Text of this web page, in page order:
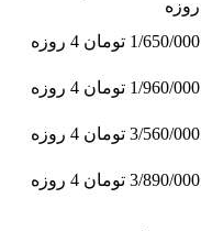
روزه
1/650/000 تومان 4 روزه
1/960/000 تومان 4 روزه
3/560/000 تومان 4 روزه
3/890/000 تومان 4 روزه